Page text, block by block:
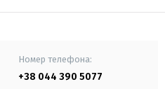
Номер телефона:
+38 044 390 5077